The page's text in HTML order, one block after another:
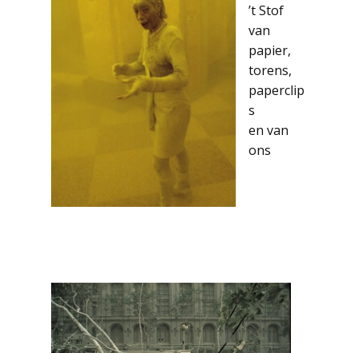
’t Stof
van
papier,
torens,
paperclip
s
en van
ons